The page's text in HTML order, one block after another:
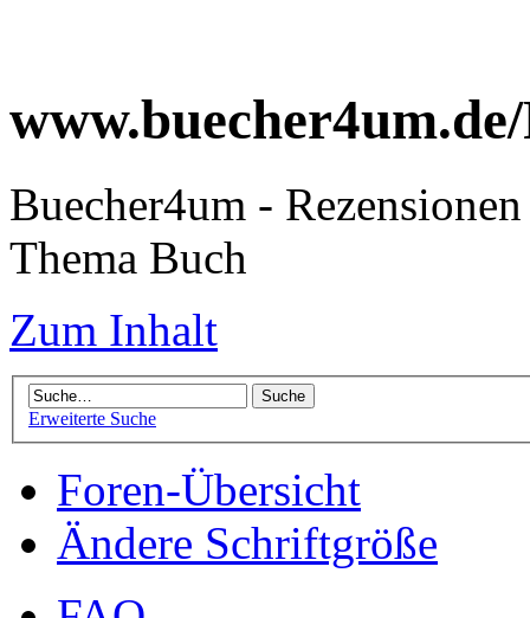
Buecher4um -
Thema Buch
Zum Inhalt
Erweiterte Suche
Foren-Übersicht
Ändere Schriftgröße